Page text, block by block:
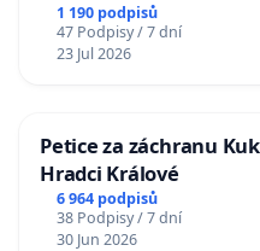
1 190 podpisů
47 Podpisy / 7 dní
23 Jul 2026
Petice za záchranu
Hradci Králové
6 964 podpisů
38 Podpisy / 7 dní
30 Jun 2026